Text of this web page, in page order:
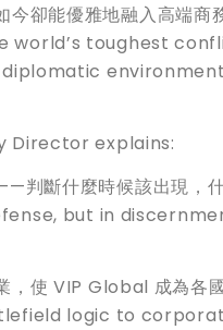
卻能優雅地融入高端商
world’s toughest
Director explains:
判斷什麼時候該出現，
but in
使 VIP Global 成為各
logic to